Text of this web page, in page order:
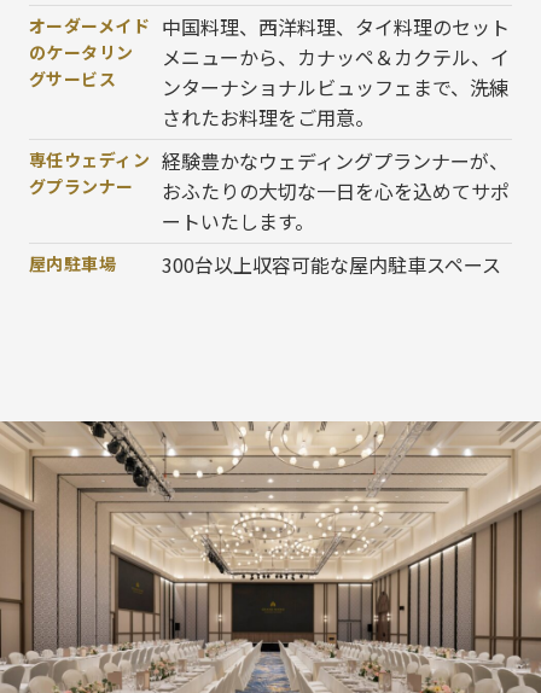
オーダーメイド
のケータリン
グサービス
中国料理、西洋料理、タイ料理のセット
メニューから、カナッペ＆カクテル、イ
ンターナショナルビュッフェまで、洗練
されたお料理をご用意。
専任ウェディン
グプランナー
経験豊かなウェディングプランナーが、
おふたりの大切な一日を心を込めてサポ
ートいたします。
屋内駐車場 300台以上収容可能な屋内駐車スペース